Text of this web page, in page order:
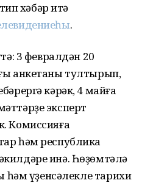
хәбәр итә
.
3 февралдән 20
анкетаны тултырып,
кәрәк, 4 майға
эксперт
Комиссияға
һәм республика
инә. Һөҙөмтәлә
һәм үҙенсәлекле тарихи